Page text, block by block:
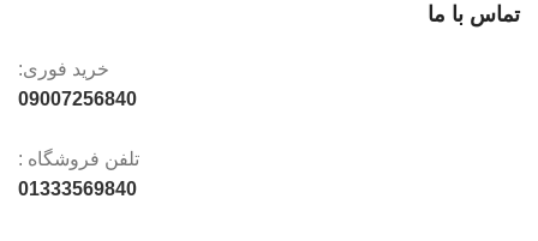
تماس با ما
خرید فوری:
09007256840
تلفن فروشگاه :
01333569840